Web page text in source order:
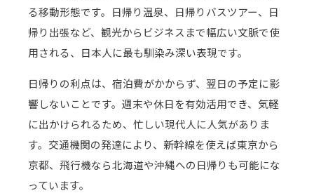
る移動形態です。日帰り温泉、日帰りバスツアー、日
帰り出張など、観光からビジネスまで幅広い文脈で使
用される、日本人に最も馴染み深い表現です。
日帰りの利点は、宿泊費がかからず、翌日の予定に影
響しないことです。週末や休日を有効活用でき、気軽
に出かけられるため、忙しい現代人に人気がありま
す。交通機関の発達により、新幹線を使えば東京から
京都、飛行機なら北海道や沖縄への日帰りも可能にな
っています。